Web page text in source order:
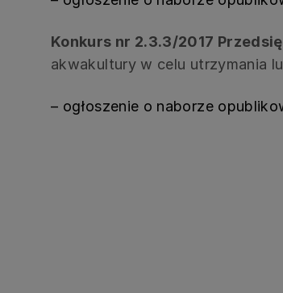
Konkurs nr 2.3.3/2017
akwakultury w celu utrzymania
– ogłoszenie o naborze